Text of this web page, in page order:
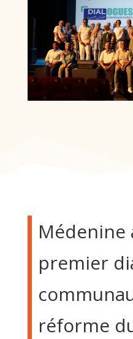
Médenine
premier
réforme